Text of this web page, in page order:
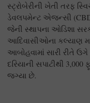
સ્ટ્રોબેરીની ખેતી તરફ
ડેવલપમેન્ટ એજન્સી
જેની સ્થાપના ઓડિશા
આદિવાસીઓના કલ્યાણ
આબોહવામાં સારી રીતે
દરિયાની સપાટીથી
જગ્યા છે.